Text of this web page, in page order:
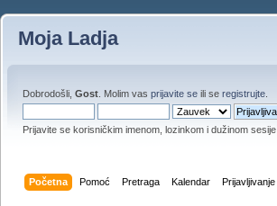
Moja Ladja
Dobrodošli, Gost . Molim vas prijavite se ili se registrujte
Prijavite se korisničkim imenom, lozinkom i dužinom sesije
Početna Pomoć Pretraga Kalendar Prijavljivanje